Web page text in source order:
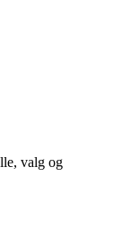
valg og